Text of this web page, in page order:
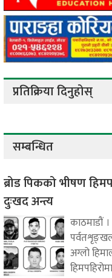
प्रतिक्रिया दिनुहोस्
सम्बन्धित
ब्रोड पिकको भीषण
दुःखद अन्त्य
काठमाडौं
अग्लो
हिमपहिरोमा